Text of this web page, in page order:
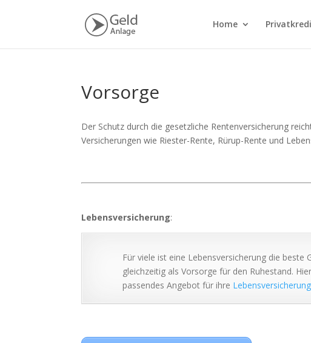
Home
Vorsorge
Der Schutz durch die gesetzliche Rentenversicherung
Versicherungen wie Riester-Rente, Rürup-Rente und
Lebensversicherung:
Für viele ist eine Lebensversicherung die beste
gleichzeitig als Vorsorge für den Ruhestand.
passendes Angebot für ihre Lebensversicherung